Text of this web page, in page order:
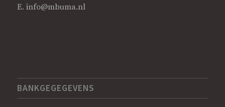
E. info@mbuma.nl
BANKGEGEGEVENS